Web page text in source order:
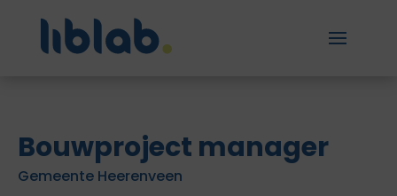
Bouwproject manager
Gemeente Heerenveen